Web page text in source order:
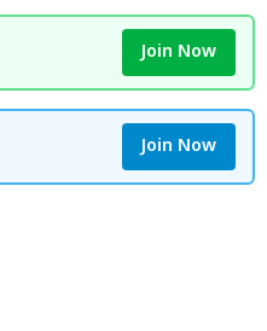
Join Now
Join Now